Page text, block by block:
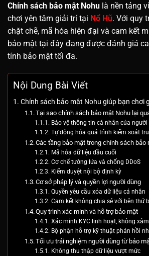
Chính sách bảo mật Nohu là nền tảng
chơi yên tâm giải trí tại Nổ Hũ. Với quy
chặt chẽ, mã hóa hiện đại và cam kết
bảo mật tại đây đang được đánh giá
tính bảo mật tối đa.
Nội Dung Bài Viết
Chính sách bảo mật Nohu giúp bạn chơi
Tại sao chính sách bảo mật Nohu lại
Bảo vệ thông tin cá nhân của người
Tự động hóa quá trình kiểm soát
Các tầng bảo mật trong chính sách bảo
Mã hóa dữ liệu đầu cuối
Cơ chế tường lửa và chống DDoS
Kiểm duyệt nội bộ định kỳ
Cơ sở pháp lý và quyền lợi người dùng
Quyền yêu cầu xóa dữ liệu cá nhân
Cam kết không chia sẻ với bên thứ
Quy trình xác minh và hỗ trợ bảo mật
Xác minh KYC linh hoạt, không
Bộ phận hỗ trợ kỹ thuật phản hồi
Tối ưu trải nghiệm người dùng từ bảo
Không thu thập dữ liệu vượt mức